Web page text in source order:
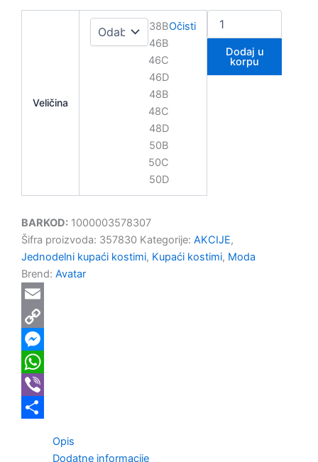
Veličina
38B
46B
46C
46D
48B
48C
48D
50B
50C
50D
Očisti
Dodaj u
korpu
BARKOD: 1000003578307
Šifra proizvoda: 357830 Kategorije: AKCIJE,
Jednodelni kupaći kostimi, Kupaći kostimi, Moda
Brend: Avatar
Email
Copy
Link
Messenger
WhatsApp
Viber
Opis
Dodatne informacije